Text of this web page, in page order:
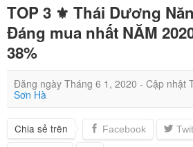
TOP 3 ⚜️ Thái Dương
Đáng mua nhất NĂM
38%
Đăng ngày Tháng 6 1, 2020 - Cập nhật
Sơn Hà
Chia sẻ trên